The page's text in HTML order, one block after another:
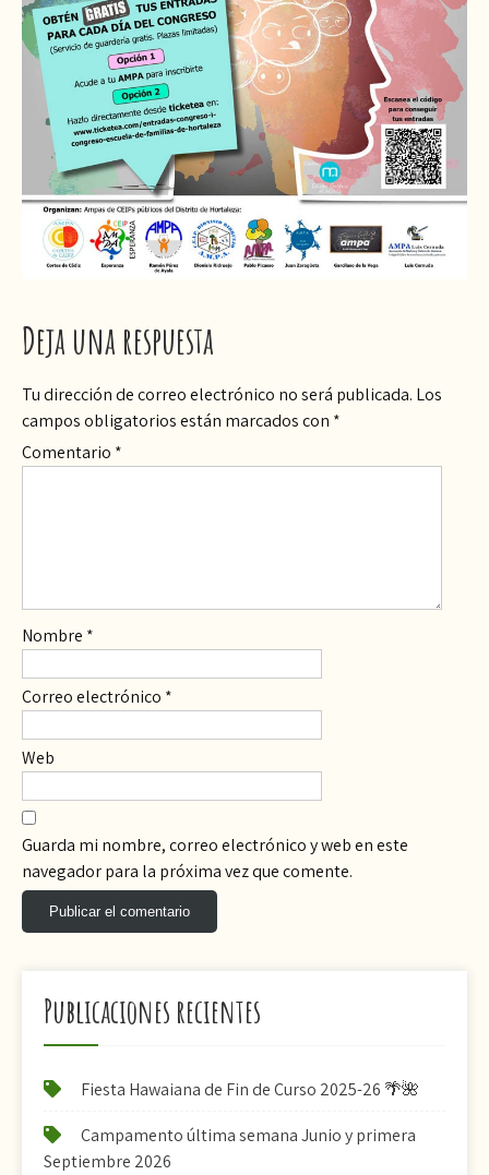
Deja una respuesta
Tu dirección de correo electrónico no será publicada. Los
campos obligatorios están marcados con *
Comentario *
Nombre *
Correo electrónico *
Web
Guarda mi nombre, correo electrónico y web en este
navegador para la próxima vez que comente.
Publicaciones recientes
Fiesta Hawaiana de Fin de Curso 2025-26 🌴🌺
Campamento última semana Junio y primera
Septiembre 2026